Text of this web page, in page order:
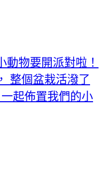
動物要開派對啦！
整個盆栽活潑了
起佈置我們的小